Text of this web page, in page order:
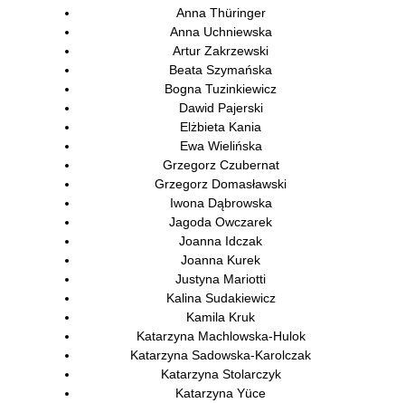
Anna Thüringer
Anna Uchniewska
Artur Zakrzewski
Beata Szymańska
Bogna Tuzinkiewicz
Dawid Pajerski
Elżbieta Kania
Ewa Wielińska
Grzegorz Czubernat
Grzegorz Domasławski
Iwona Dąbrowska
Jagoda Owczarek
Joanna Idczak
Joanna Kurek
Justyna Mariotti
Kalina Sudakiewicz
Kamila Kruk
Katarzyna Machlowska-Hulok
Katarzyna Sadowska-Karolczak
Katarzyna Stolarczyk
Katarzyna Yüce